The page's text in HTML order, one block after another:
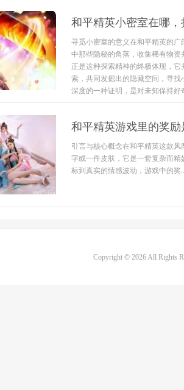
和平精英小密室在哪
寻觅小密室的意义在和平精英的
中那些隐秘的角落，收集稀有物
正是这种探索精神的终极体现，
索，共同发掘出的隐藏空间，寻
深度的一种证明，是对未知保持好
和平精英游戏里的奖
引言与核心概念在和平精英这款
字或一件皮肤，它是一套复杂而
标到真实的情感波动，游戏中的奖
Copyright © 2026 All Rights